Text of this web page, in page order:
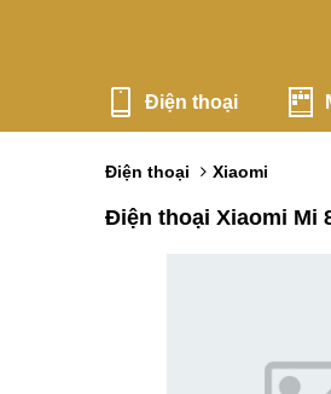
Điện thoại
Điện thoại Xiaomi
Điện thoại Xiaomi Mi